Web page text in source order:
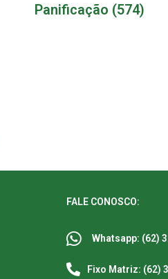
Panificação (574)
FALE CONOSCO:
Whatsapp: (62)
Fixo Matriz: (62)